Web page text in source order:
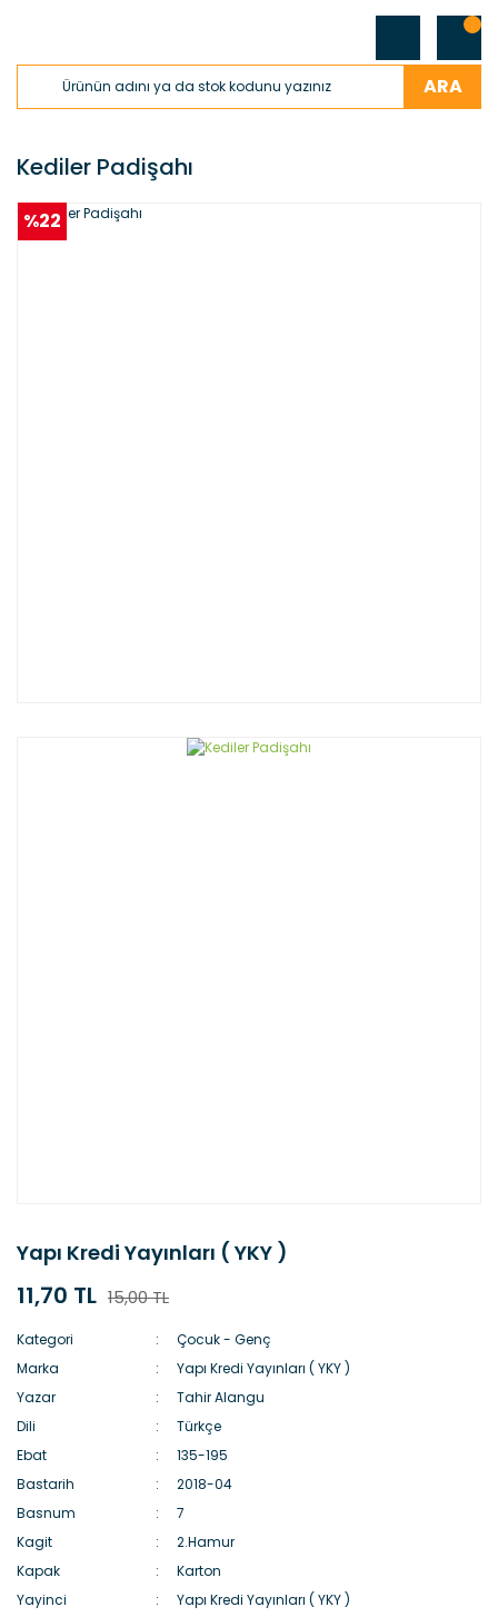
ARA
Kediler Padişahı
%22
Yapı Kredi Yayınları ( YKY )
11,70 TL 15,00 TL
Kategori
Çocuk - Genç
Marka
Yapı Kredi Yayınları ( YKY )
Yazar
Tahir Alangu
Dili
Türkçe
Ebat
135-195
Bastarih
2018-04
Basnum
7
Kagit
2.Hamur
Kapak
Karton
Yayinci
Yapı Kredi Yayınları ( YKY )